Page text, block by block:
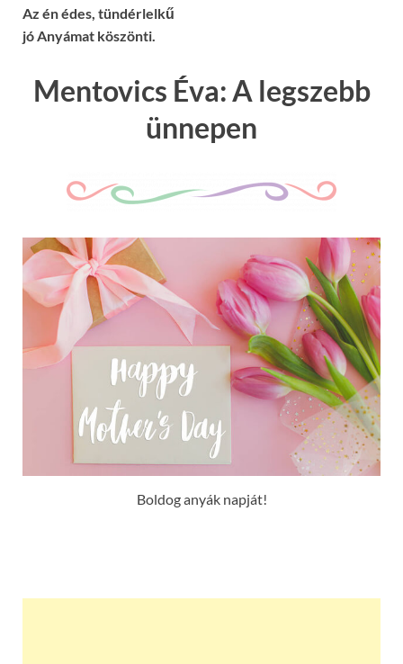
Az én édes, tündérlelkű
jó Anyámat köszönti.
Mentovics Éva: A legszebb
ünnepen
Boldog anyák napját!